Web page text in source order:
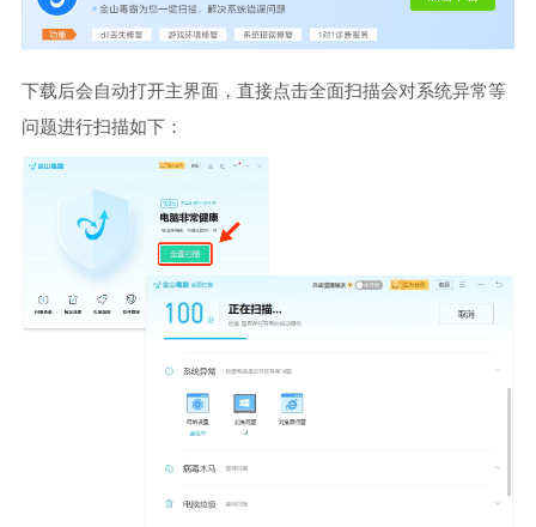
下载后会自动打开主界面，直接点击全面扫描会对系统异常等
问题进行扫描如下：